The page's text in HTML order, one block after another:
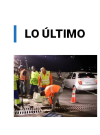
LO ÚLTIMO